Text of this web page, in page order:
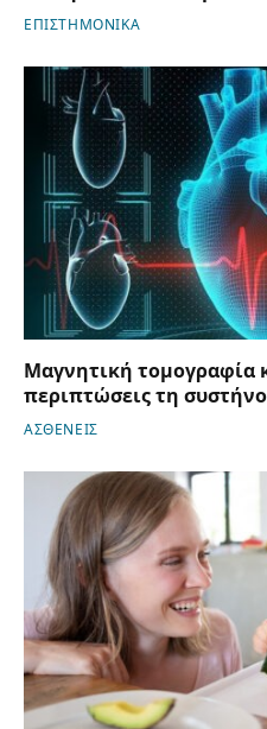
ΕΠΙΣΤΗΜΟΝΙΚΑ
Μαγνητική τομογραφία
περιπτώσεις τη
ΑΣΘΕΝΕΙΣ